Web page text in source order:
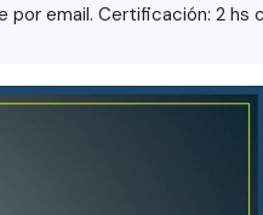
email. Certificación: 2 hs